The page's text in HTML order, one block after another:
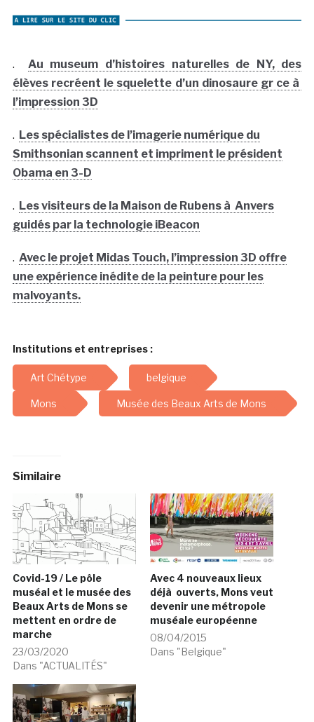
. Au museum d’histoires naturelles de NY, des
élèves recréent le squelette d’un dinosaure gr ce à
l’impression 3D
. Les spécialistes de l’imagerie numérique du
Smithsonian scannent et impriment le président
Obama en 3-D
. Les visiteurs de la Maison de Rubens à Anvers
guidés par la technologie iBeacon
. Avec le projet Midas Touch, l’impression 3D offre
une expérience inédite de la peinture pour les
malvoyants.
Institutions et entreprises :
Art Chétype belgique
Mons Musée des Beaux Arts de Mons
Similaire
Covid-19 / Le pôle
muséal et le musée des
Beaux Arts de Mons se
mettent en ordre de
marche
23/03/2020
Dans "ACTUALITÉS"
Avec 4 nouveaux lieux
déjà ouverts, Mons veut
devenir une métropole
muséale européenne
08/04/2015
Dans "Belgique"